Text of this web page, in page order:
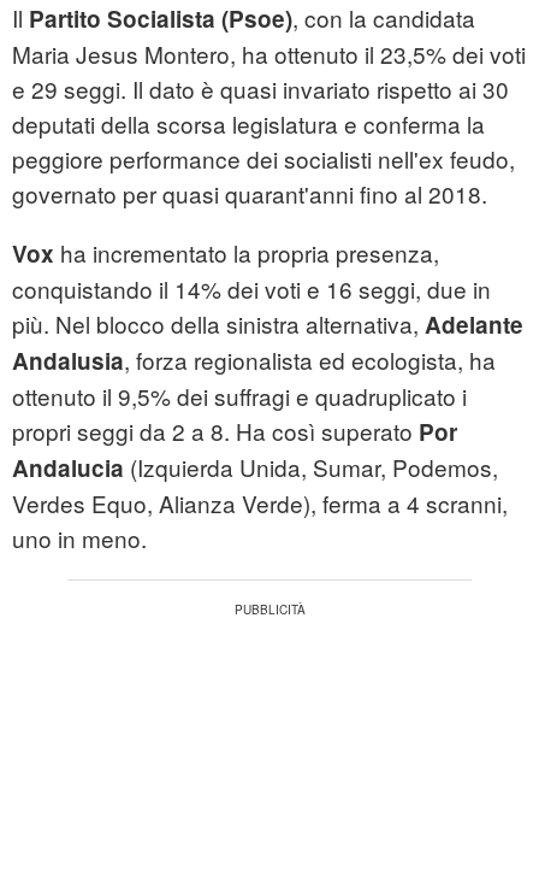
Il Partito Socialista (Psoe), con la candidata
Maria Jesus Montero, ha ottenuto il 23,5% dei voti
e 29 seggi. Il dato è quasi invariato rispetto ai 30
deputati della scorsa legislatura e conferma la
peggiore performance dei socialisti nell'ex feudo,
governato per quasi quarant'anni fino al 2018.
Vox ha incrementato la propria presenza,
conquistando il 14% dei voti e 16 seggi, due in
più. Nel blocco della sinistra alternativa, Adelante
Andalusia, forza regionalista ed ecologista, ha
ottenuto il 9,5% dei suffragi e quadruplicato i
propri seggi da 2 a 8. Ha così superato Por
Andalucia (Izquierda Unida, Sumar, Podemos,
Verdes Equo, Alianza Verde), ferma a 4 scranni,
uno in meno.